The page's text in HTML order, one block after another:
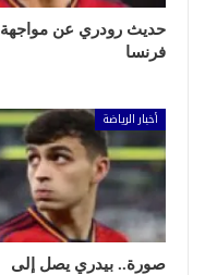
حديث رودري عن مواجهة
فرنسا
أخبار الرياضة
صورة.. بيدري يصل إلى